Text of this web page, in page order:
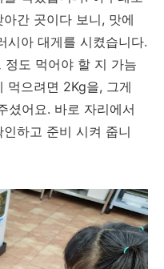
간 곳이다 보니, 맛에
시아 대게를 시켰습니다.
도 먹어야 할 지 가늠
먹으려면 2Kg을, 그게
셨어요. 바로 자리에서
하고 준비 시켜 줍니